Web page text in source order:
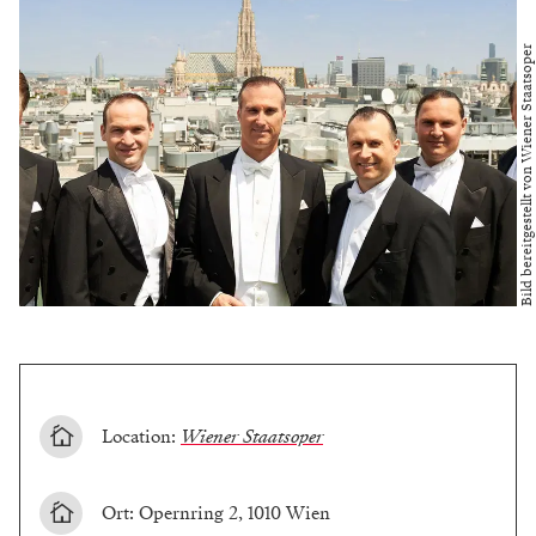
Bild bereitgestellt von Wiener Staatsoper
Location: Wiener Staatsoper
Ort: Opernring 2, 1010 Wien